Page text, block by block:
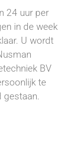
24 uur per
in de week
U wordt
BV
te
gestaan.